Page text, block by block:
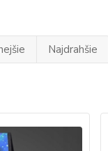
Najdrahšie